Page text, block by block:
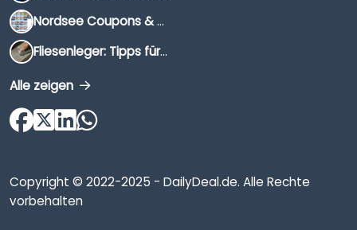
Nordsee Coupons & Gutscheine 2026
Fliesenleger: Tipps für die Auswahl
Alle zeigen
Copyright © 2022-2025 - DailyDeal.de. Alle Rechte
vorbehalten